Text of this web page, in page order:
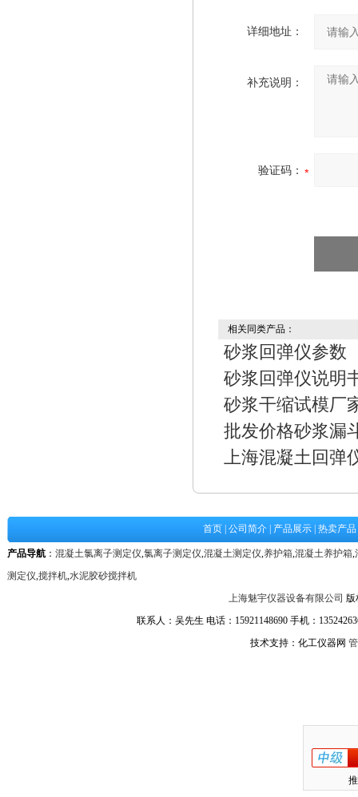
详细地址：
补充说明：
验证码：
相关同类产品：
砂浆回弹仪参数
砂浆回弹仪说明
砂浆干缩试模厂
批发价格砂浆漏
上海混凝土回弹
首页 公司简介 产品展示 热卖产品
产品导航 ： 混凝土氯离子测定仪,氯离子测定仪,混凝土测定仪,养护箱,混凝土养护箱,
测定仪,搅拌机,水泥胶砂搅拌机
上海魅宇仪器设备有限公司 版
联系人：吴先生 电话：15921148690 手机：
技术支持：化工仪器网